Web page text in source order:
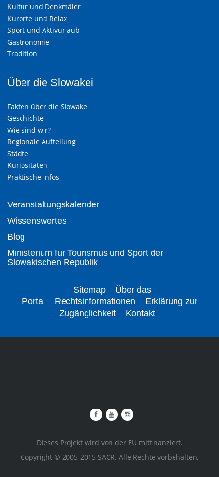
Kultur und Denkmäler
Kurorte und Relax
Sport und Aktivurlaub
Gastronomie
Tradition
Über die Slowakei
Fakten über die Slowakei
Geschichte
Wie sind wir?
Regionale Aufteilung
Städte
Kuriositäten
Praktische Infos
Veranstaltungskalender
Wissenswertes
Blog
Ministerium für Tourismus und Sport der
Slowakischen Republik
Sitemap
Über das
Portal
Rechtsinformationen
Erklärung zur
Zugänglichkeit
Kontakt
Dieses Projekt wird von der EU mitfinanziert.
Copyright © 2005-2015 SACR. Alle Rechte vorbehalten.